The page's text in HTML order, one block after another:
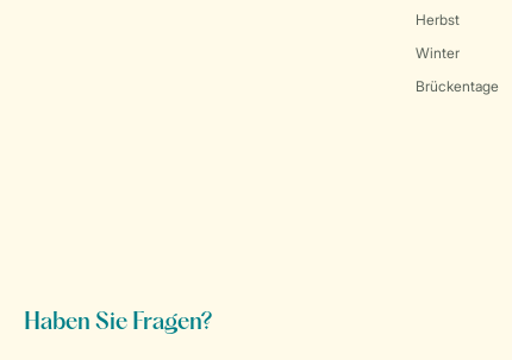
Herbst
Winter
Brückentage
Haben Sie Fragen?